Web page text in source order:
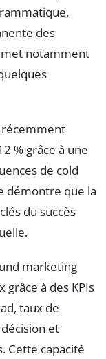
des
notamment
récemment
% grâce à une
de cold
démontre que la
du succès
marketing
à des KPIs
taux de
et
Cette capacité